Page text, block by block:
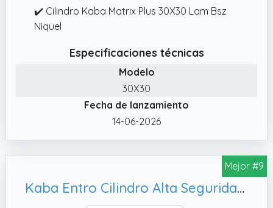
✔️ Cilindro Kaba Matrix Plus 30X30 Lam Bsz
Niquel
Especificaciones técnicas
Modelo
30X30
Fecha de lanzamiento
14-06-2026
Mejor #9
Kaba Entro Cilindro Alta Seguridad 30x30mm niquelado, Refuerzo Lam Zona Inferior y Doble Embrague